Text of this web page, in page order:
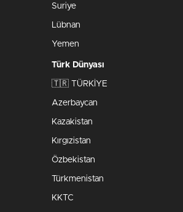
Suriye
Lübnan
Yemen
Türk Dünyası
🇹🇷 TÜRKİYE
Azerbaycan
Kazakistan
Kırgızistan
Özbekistan
Türkmenistan
KKTC